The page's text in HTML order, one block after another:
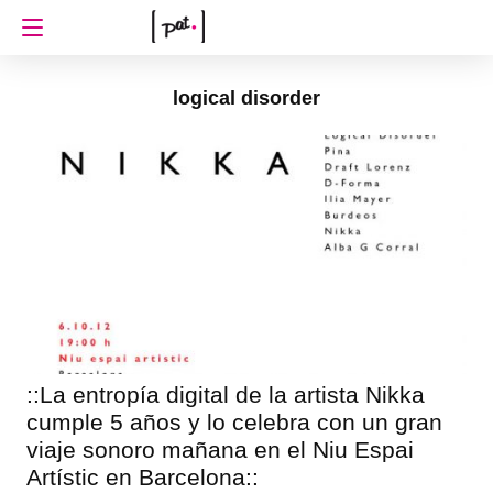
logical disorder
::La entropía digital de la artista Nikka
cumple 5 años y lo celebra con un gran
viaje sonoro mañana en el Niu Espai
Artístic en Barcelona::